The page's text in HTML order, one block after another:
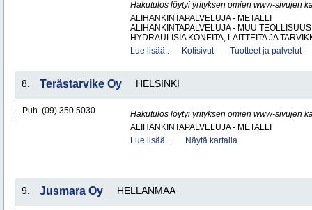
Hakutulos löytyi yrityksen omien www-sivujen
ALIHANKINTAPALVELUJA - METALLI
ALIHANKINTAPALVELUJA - MUU TEOLLISUUS
HYDRAULISIA KONEITA, LAITTEITA JA
Lue lisää..
Kotisivut Tuotteet ja palvelut
8. Terästarvike Oy HELSINKI
Puh. (09) 350 5030
Hakutulos löytyi yrityksen omien www-sivujen
ALIHANKINTAPALVELUJA - METALLI
Lue lisää..
Näytä kartalla
9. Jusmara Oy HELLANMAA